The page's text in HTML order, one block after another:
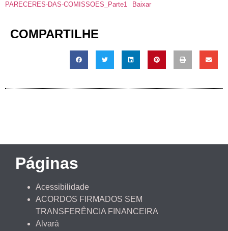
PARECERES-DAS-COMISSOES_Parte1 Baixar
COMPARTILHE
Páginas
Acessibilidade
ACORDOS FIRMADOS SEM
TRANSFERÊNCIA FINANCEIRA
Alvará